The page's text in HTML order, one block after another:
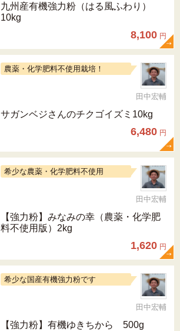
九州産有機強力粉（はる風ふわり）
10kg
8,100 円
農薬・化学肥料不使用栽培！
田中宏輔
サガンベジさんのチクゴイズミ10kg
6,480 円
希少な農薬・化学肥料不使用
田中宏輔
【強力粉】みなみの幸（農薬・化学肥
料不使用版）2kg
1,620 円
希少な国産有機強力粉です
田中宏輔
【強力粉】有機ゆきちから 500g